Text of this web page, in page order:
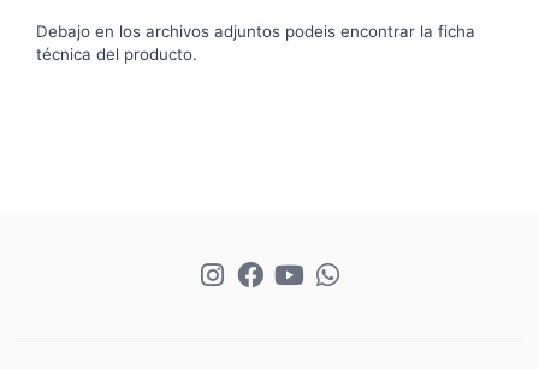
Debajo en los archivos adjuntos podeis encontrar la ficha
técnica del producto.